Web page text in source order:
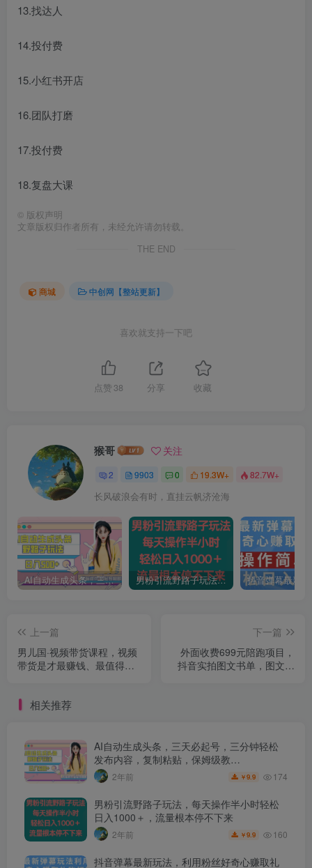
13.找达人
14.投付费
15.小红书开店
16.团队打磨
17.投付费
18.复盘大课
© 版权声明
文章版权归作者所有，未经允许请勿转载。
THE END
商城 中创网【整站更新】
喜欢就支持一下吧
点赞 38 分享 收藏
猴哥 关注
2 9903 0 19.3W+ 82.7W+
长风破浪会有时，直挂云帆济沧海
AI自动生成头条，三天必起号，三分钟轻松发布内容，复制粘贴，保姆级教… 男粉引流野路子玩法，每天操作半小时轻松日入1000＋，流量根本停不下来
上一篇
男儿国·视频带货课程，视频
带货是才‬最赚钱、最值得长
下一篇
外面收费699元陪跑项目，
抖音实拍图文书单，图文带
相关推荐
AI自动生成头条，三天必起号，三分钟轻松
发布内容，复制粘贴，保姆级教…
2年前 ￥9.9 174
男粉引流野路子玩法，每天操作半小时轻松
日入1000＋，流量根本停不下来
2年前 ￥9.9 160
抖音弹幕最新玩法，利用粉丝好奇心赚取礼